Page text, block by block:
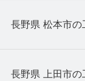
長野県 松本市の
長野県 上田市の